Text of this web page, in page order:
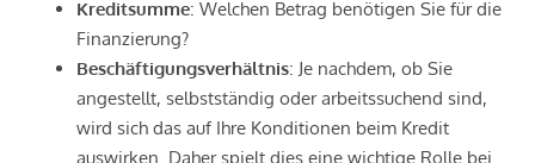
Kreditsumme: Welchen Betrag benötigen Sie für die
Finanzierung?
Beschäftigungsverhältnis: Je nachdem, ob Sie
angestellt, selbstständig oder arbeitssuchend sind,
wird sich das auf Ihre Konditionen beim Kredit
auswirken. Daher spielt dies eine wichtige Rolle bei